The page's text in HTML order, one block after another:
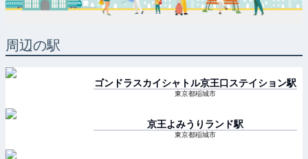
周辺の駅
ゴンドラスカイシャトル京王口ステイション駅
東京都稲城市
京王よみうりランド駅
東京都稲城市